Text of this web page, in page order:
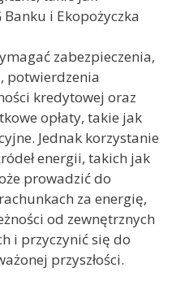
Banku i Ekopożyczka
zabezpieczenia,
potwierdzenia
kredytowej oraz
opłaty, takie jak
Jednak korzystanie
energii, takich jak
prowadzić do
za energię,
od zewnętrznych
i przyczynić się do
przyszłości.